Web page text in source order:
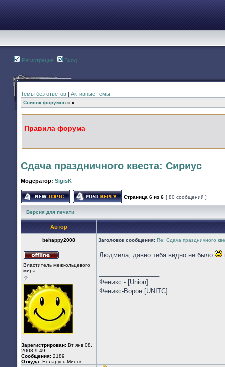
Регистрация Вход
Темы без ответов | Активные темы
Список форумов » »
Правила форума
Сдача праздничного квеста: Cириус
Модератор: SigisK
Начать новую тему Ответить на тему
Страница 6 из 6 [ 80 сообщений ]
Версия для печати
Автор
behappy2008 Заголовок сообщения: Re: Сдача праздничного
в
Властитель межкольцевого
мира
Зарегистрирован: Вт янв 08,
2008 9:49
Сообщения: 2189
Откуда: Беларусь Минск
Людмила, давно тебя видно не было
Феникс - [Union]
Феникс-Ворон [UNITC]